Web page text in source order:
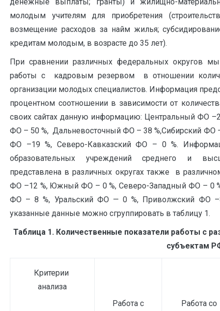
молодым учителям для приобретения
возмещение расходов за найм жилья;
кредитам молодым, в возрасте до 35 лет).
При сравнении различных федеральных округов
работы с кадровым резервом в отношении
организации молодых специалистов. Информация
процентном соотношении в зависимости от
своих сайтах данную информацию: Центральный ФО
ФО – 50 %, Дальневосточный ФО – 38 %,Сибирский ФО
ФО –19 %, Северо-Кавказский ФО – 0 %.
образовательных учреждений среднего и
представлена в различных округах также в
ФО –12 %, Южный ФО – 0 %, Северо-Западный ФО – 0
ФО – 8 %, Уральский ФО — 0 %, Приволжский ФО
указанные данные можно сгруппировать в таблицу 1.
Таблица 1. Количественные показатели работы с
субъектам
Критерии
анализа
Работа с
Работа со